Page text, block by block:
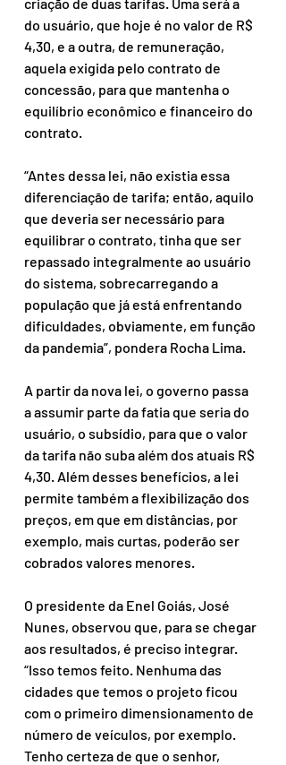
do usuário, que hoje é no valor de R$
4,30, e a outra, de remuneração,
aquela exigida pelo contrato de
concessão, para que mantenha o
equilíbrio econômico e financeiro do
contrato.
“Antes dessa lei, não existia essa
diferenciação de tarifa; então, aquilo
que deveria ser necessário para
equilibrar o contrato, tinha que ser
repassado integralmente ao usuário
do sistema, sobrecarregando a
população que já está enfrentando
dificuldades, obviamente, em função
da pandemia”, pondera Rocha Lima.
A partir da nova lei, o governo passa
a assumir parte da fatia que seria do
usuário, o subsídio, para que o valor
da tarifa não suba além dos atuais R$
4,30. Além desses benefícios, a lei
permite também a flexibilização dos
preços, em que em distâncias, por
exemplo, mais curtas, poderão ser
cobrados valores menores.
O presidente da Enel Goiás, José
Nunes, observou que, para se chegar
aos resultados, é preciso integrar.
“Isso temos feito. Nenhuma das
cidades que temos o projeto ficou
com o primeiro dimensionamento de
número de veículos, por exemplo.
Tenho certeza de que o senhor,